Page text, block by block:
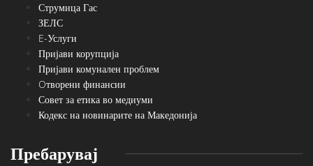
Струмица Гас
ЗЕЛС
E-Услуги
Пријави корупција
Пријави комунален проблем
Oтворени финансии
Совет за етика во медиуми
Кодекс на новинарите на Македонија
Пребарувај